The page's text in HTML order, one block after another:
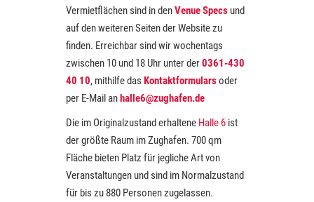
Vermietflächen sind in denVenue Specs und
auf den weiteren Seiten der Website zu
finden. Erreichbar sind wir wochentags
zwischen 10 und 18 Uhr unter der0361-430
40 10, mithilfe das Kontaktformularsoder
per E-Mail anhalle6@zughafen.de
Die im Originalzustand erhaltene Halle 6 ist
der größte Raum im Zughafen. 700 qm
Fläche bieten Platz für jegliche Art von
Veranstaltungen und sind im Normalzustand
für bis zu 880 Personen zugelassen.